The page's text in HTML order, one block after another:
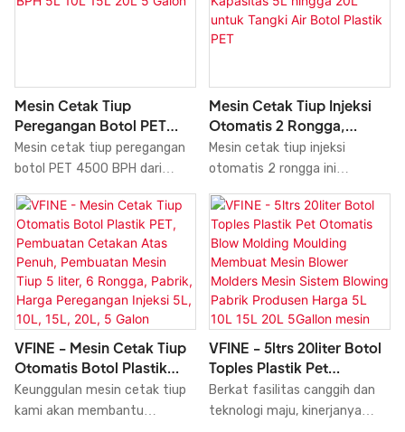
Mesin Cetak Tiup
Peregangan Botol PET
4500 BPH 5L 10L 15L 20L 5
Galon
Mesin cetak tiup peregangan
botol PET 4500 BPH dari
memproduksi botol plastik
berukuran 5L, 10L, 15L, 20L,
dan 5 galon.
Mesin Cetak Tiup Injeksi
Otomatis 2 Rongga,
Kapasitas 5L Hingga 20L
Untuk Tangki Air Botol
Mesin cetak tiup injeksi
otomatis 2 rongga ini
preform dan peniupan botol
dalam satu proses kontinu,
menghasilkan produksi satu
langkah yang efisien untuk
botol plastik PET dan tangki
air berukuran 5L hingga 20L.
VFINE - Mesin Cetak Tiup
Otomatis Botol Plastik
PET, Pembuatan Cetakan
Atas Penuh, Pembuatan
Keunggulan mesin cetak tiup
kami akan membantu
VFINE - 5ltrs 20liter Botol
Toples Plastik Pet
Otomatis Blow Molding
Moulding Membuat Mesin
Berkat fasilitas canggih dan
teknologi maju, kinerjanya